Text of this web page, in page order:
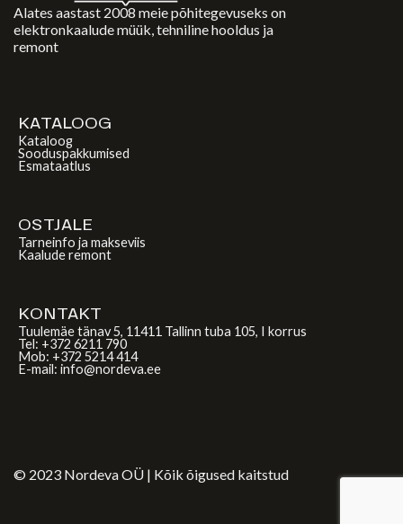
Alates aastast 2008 meie põhitegevuseks on
elektronkaalude müük, tehniline hooldus ja
remont
KATALOOG
Kataloog
Sooduspakkumised
Esmataatlus
OSTJALE
Tarneinfo ja makseviis
Kaalude remont
KONTAKT
Tuulemäe tänav 5, 11411 Tallinn tuba 105, I korrus
Tel: +372 6211 790
Mob: +372 5214 414
E-mail: info@nordeva.ee
© 2023 Nordeva OÜ | Kõik õigused kaitstud